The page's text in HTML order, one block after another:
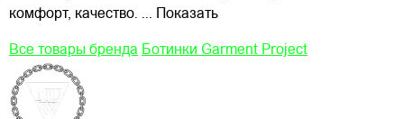
комфорт, качество. ... Показать
Все товары бренда Ботинки Garment Project